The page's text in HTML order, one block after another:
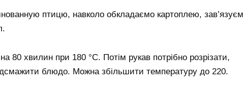
птицю, навколо обкладаємо картоплею,
80 хвилин при 180 °C. Потім рукав потрібно розрізати,
блюдо. Можна збільшити температуру до 220.